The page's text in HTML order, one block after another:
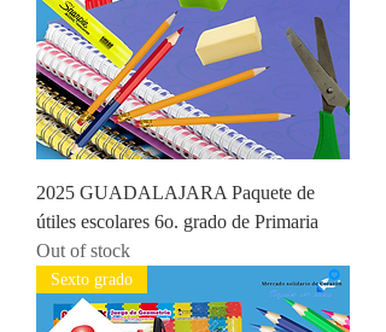
2025 GUADALAJARA Paquete de
útiles escolares 6o. grado de Primaria
Out of stock
Sexto grado